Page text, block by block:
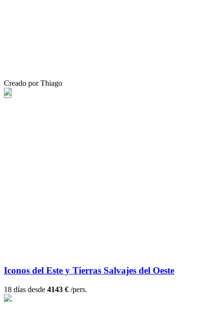
Creado por Thiago
Iconos del Este y Tierras Salvajes del Oeste
18 días desde 4143 € /pers.